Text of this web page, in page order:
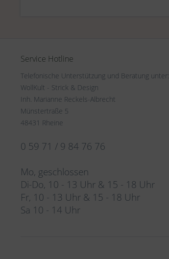
Service Hotline
Telefonische Unterstützung und Beratung unter:
WollKult - Strick & Design
Inh. Marianne Reckels-Albrecht
Münstertraße 5
48431 Rheine
0 59 71 / 9 84 76 76
Mo, geschlossen
Di-Do, 10 - 13 Uhr & 15 - 18 Uhr
Fr, 10 - 13 Uhr & 15 - 18 Uhr
Sa 10 - 14 Uhr